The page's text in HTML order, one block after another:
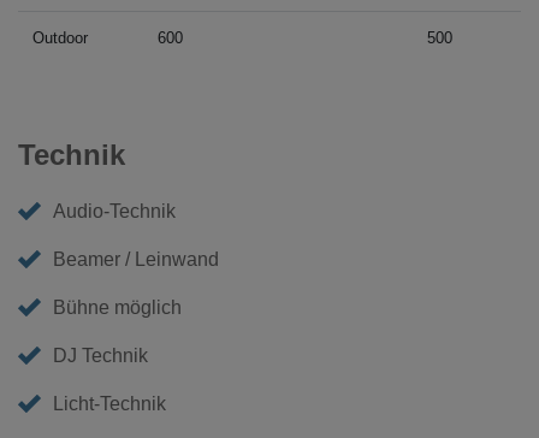
Outdoor 600 500
Technik
Audio-Technik
Beamer / Leinwand
Bühne möglich
DJ Technik
Licht-Technik